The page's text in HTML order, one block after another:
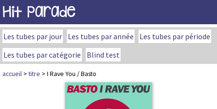
Hit Parade
Les tubes par jour Les tubes par année
Les tubes par période
Les tubes par catégorie
Blind test
accueil >titre > I Rave You / Basto